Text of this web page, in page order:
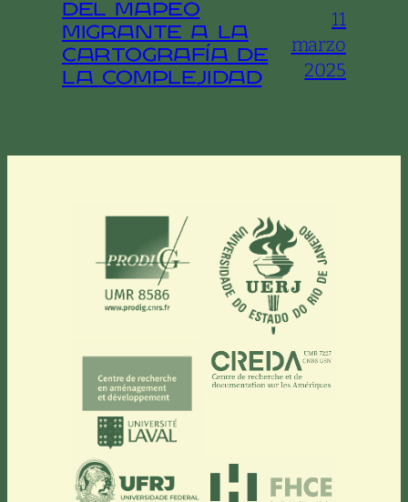
Del Mapeo
Migrante a la
Cartografía de
la Complejidad
11
marzo
2025